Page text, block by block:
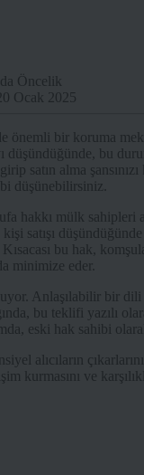
20 Ocak 2025
önemli bir koruma
düşündüğünde, bu
satın alma
düşünebilirsiniz.
hakkı mülk
satışı
bu hak,
minimize eder.
Anlaşılabilir bir
bu teklifi yazılı
eski hak sahibi
alıcıların
kurmasını ve